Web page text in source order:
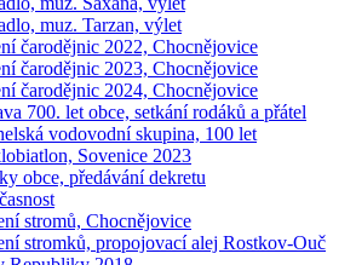
muz. Tarzan, výlet
čarodějnic 2022, Chocnějovice
čarodějnic 2023, Chocnějovice
čarodějnic 2024, Chocnějovice
700. let obce, setkání rodáků a přátel
vodovodní skupina, 100 let
Sovenice 2023
obce, předávání dekretu
stromů, Chocnějovice
stromků, propojovací alej Rostkov-Ouč